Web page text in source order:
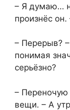
– Я думаю…
произнёс
– Перерыв?
понимая
серьёзно?
– Переночую
вещи. – А